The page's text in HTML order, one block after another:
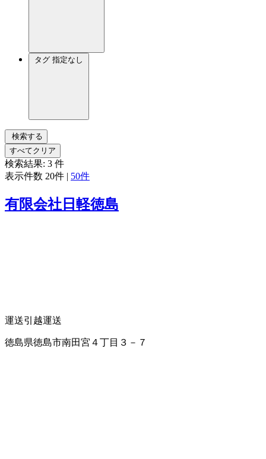
タグ 指定なし
検索する
すべてクリア
検索結果: 3 件
表示件数 20件 | 50件
有限会社日軽徳島
運送引越運送
徳島県徳島市南田宮４丁目３－７